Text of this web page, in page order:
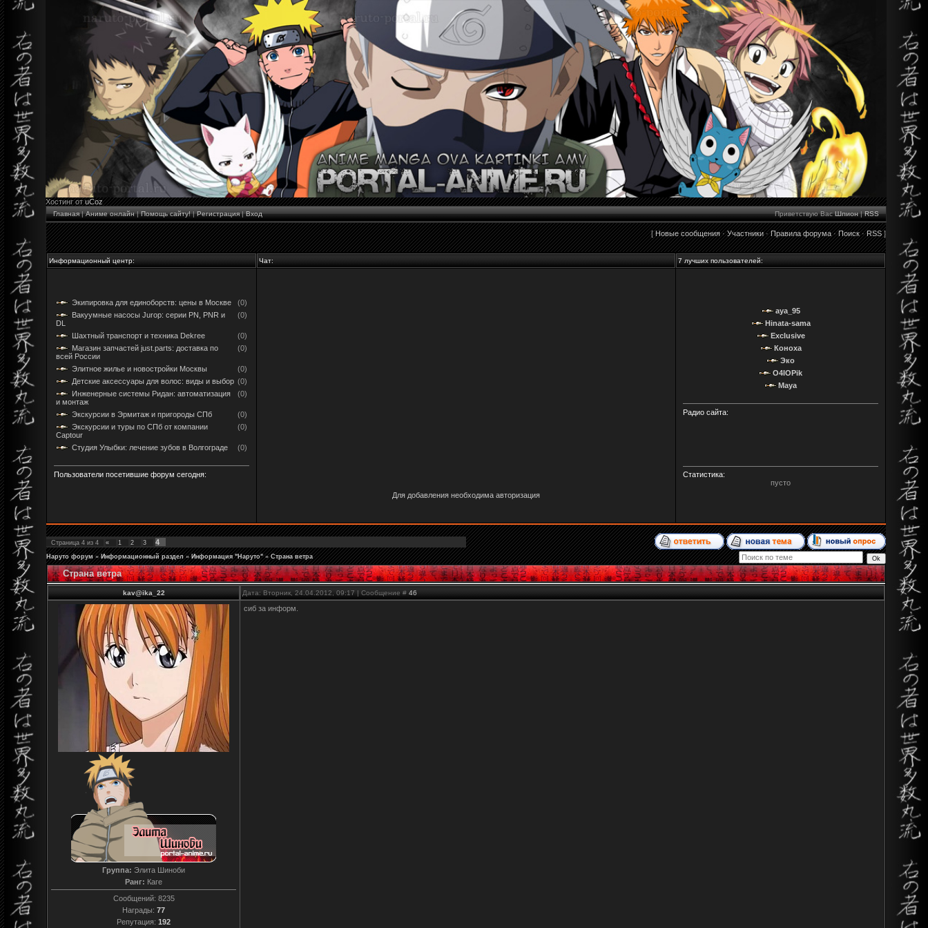
Хостинг отuCoz
Главная|Аниме онлайн|Помощь сайту!|Регистрация|Вход Приветствую Вас Шпион|RSS
[Новые сообщения·Участники·Правила форума·Поиск·RSS]
Информационный центр: Чат: 7 лучших пользователей:
Экипировка для единоборств: цены в Москве
(0)
Вакуумные насосы Jurop: серии PN, PNR и
DL
(0)
Шахтный транспорт и техника Dekree
(0)
Магазин запчастей just.parts: доставка по
всей России
(0)
Элитное жилье и новостройки Москвы
(0)
Детские аксессуары для волос: виды и выбор (0)
Инженерные системы Ридан: автоматизация
и монтаж
(0)
Экскурсии в Эрмитаж и пригороды СПб
(0)
Экскурсии и туры по СПб от компании
Captour
(0)
Студия Улыбки: лечение зубов в Волгограде (0)
Пользователи посетившие форум сегодня:
Для добавления необходима авторизация
aya_95
Hinata-sama
Exclusive
Коноха
Эко
O4IOPik
Maya
Радио сайта:
Статистика:
пусто
Страница 4 из 4 « 1 2 3 4
Наруто форум » Информационный раздел » Информация "Наруто" » Страна ветра
Страна ветра
kav@ika_22 Дата: Вторник, 24.04.2012, 09:17 | Сообщение # 46
Группа: Элита Шиноби
Ранг: Каге
Сообщений: 8235
Награды: 77
Репутация: 192
сиб за информ.